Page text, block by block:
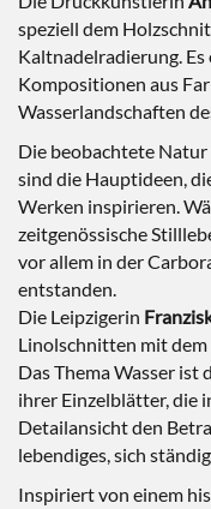
speziell dem
Kaltnadelradierung.
Kompositionen aus
Wasserlandschaften
Die beobachtete
sind die Hauptideen,
Werken inspirieren.
zeitgenössische
vor allem in der
entstanden.
Die Leipzigerin
Linolschnitten mit dem
Das Thema Wasser
ihrer Einzelblätter, die
Detailansicht den
lebendiges, sich
Inspiriert von einem